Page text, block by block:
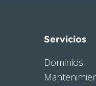
Servicios
Dominios